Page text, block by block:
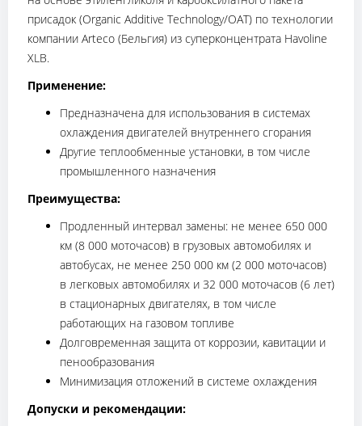
присадок (Organic Additive Technology/OAT) по технологии
компании Arteco (Бельгия) из суперконцентрата Havoline
XLB.
Применение:
Предназначена для использования в системах
охлаждения двигателей внутреннего сгорания
Другие теплообменные установки, в том числе
промышленного назначения
Преимущества:
Продленный интервал замены: не менее 650 000
км (8 000 моточасов) в грузовых автомобилях и
автобусах, не менее 250 000 км (2 000 моточасов)
в легковых автомобилях и 32 000 моточасов (6 лет)
в стационарных двигателях, в том числе
работающих на газовом топливе
Долговременная защита от коррозии, кавитации и
пенообразования
Минимизация отложений в системе охлаждения
Допуски и рекомендации: